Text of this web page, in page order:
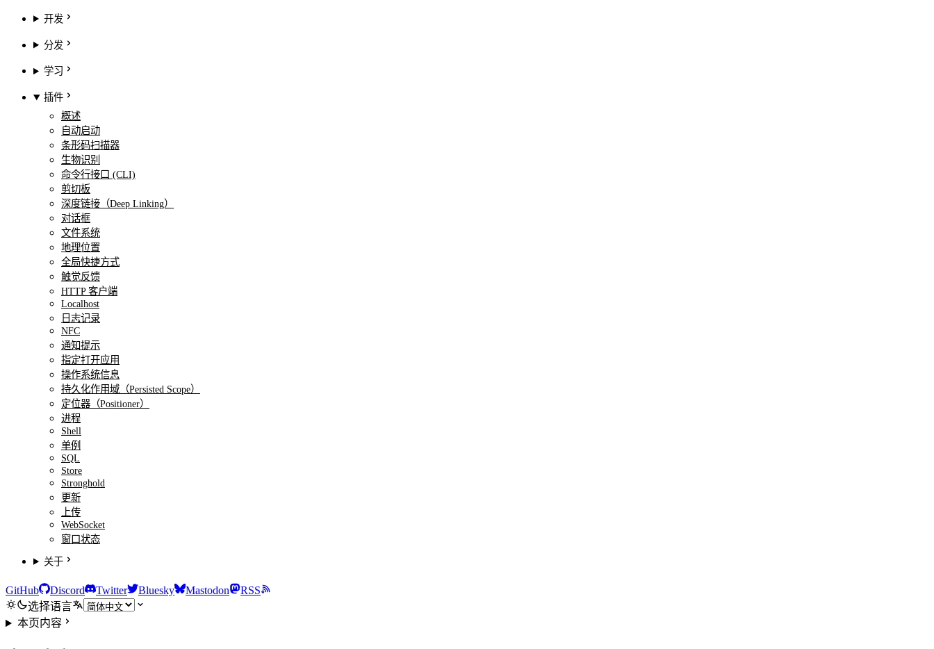
开发
分发
学习
插件
概述
自动启动
条形码扫描器
生物识别
命令行接口 (CLI)
剪切板
深度链接（Deep Linking）
对话框
文件系统
地理位置
全局快捷方式
触觉反馈
HTTP 客户端
Localhost
日志记录
NFC
通知提示
指定打开应用
操作系统信息
持久化作用域（Persisted Scope）
定位器（Positioner）
进程
Shell
单例
SQL
Store
Stronghold
更新
上传
WebSocket
窗口状态
关于
GitHub Discord Twitter Bluesky Mastodon
RSS
选择语言
本页内容